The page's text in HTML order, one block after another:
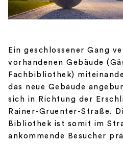
Ein geschlossener Gang
vorhandenen Gebäude
Fachbibliothek)
das neue Gebäude
sich in Richtung der
Rainer-Gruenter-Straße.
Bibliothek ist somit im
ankommende Besucher